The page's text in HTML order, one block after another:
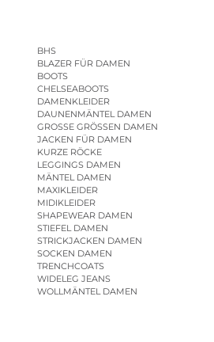
BHS
BLAZER FÜR DAMEN
BOOTS
CHELSEABOOTS
DAMENKLEIDER
DAUNENMÄNTEL DAMEN
GROSSE GRÖSSEN DAMEN
JACKEN FÜR DAMEN
KURZE RÖCKE
LEGGINGS DAMEN
MÄNTEL DAMEN
MAXIKLEIDER
MIDIKLEIDER
SHAPEWEAR DAMEN
STIEFEL DAMEN
STRICKJACKEN DAMEN
SOCKEN DAMEN
TRENCHCOATS
WIDELEG JEANS
WOLLMÄNTEL DAMEN